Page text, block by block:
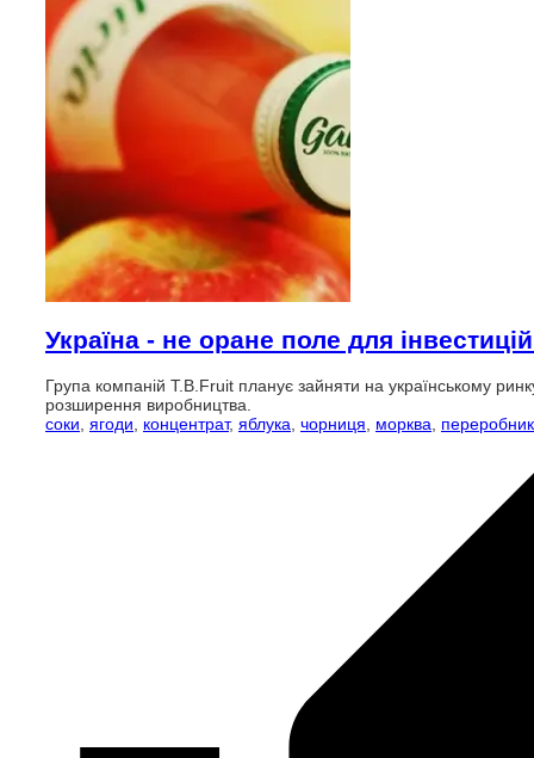
Україна - не оране поле для інвестицій
Група компаній T.B.Fruit планує зайняти на українському
розширення виробництва.
соки ягоди концентрат, яблука чорниця морква переробник